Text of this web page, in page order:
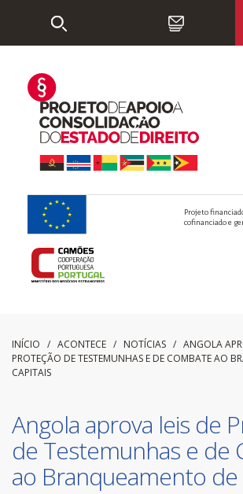
Projeto
cofinanciado e
INÍCIO / ACONTECE / NOTÍCIAS / ANGOLA
PROTEÇÃO DE TESTEMUNHAS E DE COMBATE AO
CAPITAIS
Angola aprova leis de
de Testemunhas e de
ao Branqueamento de